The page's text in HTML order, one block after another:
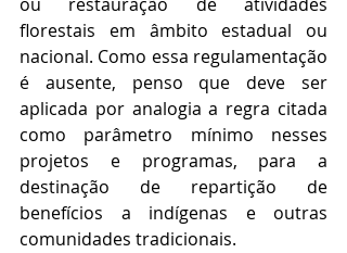
florestais em âmbito estadual ou
nacional. Como essa regulamentação
é ausente, penso que deve ser
aplicada por analogia a regra citada
como parâmetro mínimo nesses
projetos e programas, para a
destinação de repartição de
benefícios a indígenas e outras
comunidades tradicionais.